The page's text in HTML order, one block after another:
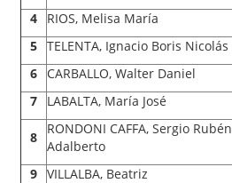
4
RIOS, Melisa María
5 TELENTA, Ignacio Boris Nicolás
6
CARBALLO, Walter Daniel
7
LABALTA, María José
8
RONDONI CAFFA, Sergio Rubén
Adalberto
9 VILLALBA, Beatriz